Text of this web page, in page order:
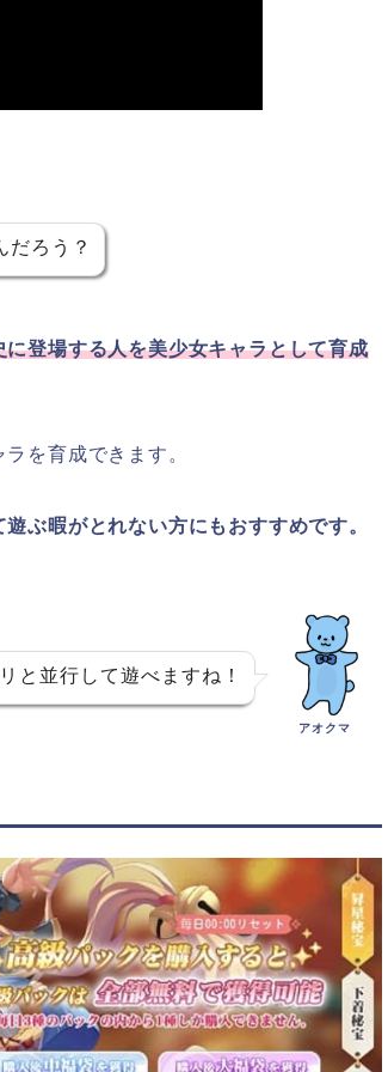
だろう？
登場する人を美少女キャラとして育成
を育成できます。
遊ぶ暇がとれない方にもおすすめです。
と並行して遊べますね！
アオクマ